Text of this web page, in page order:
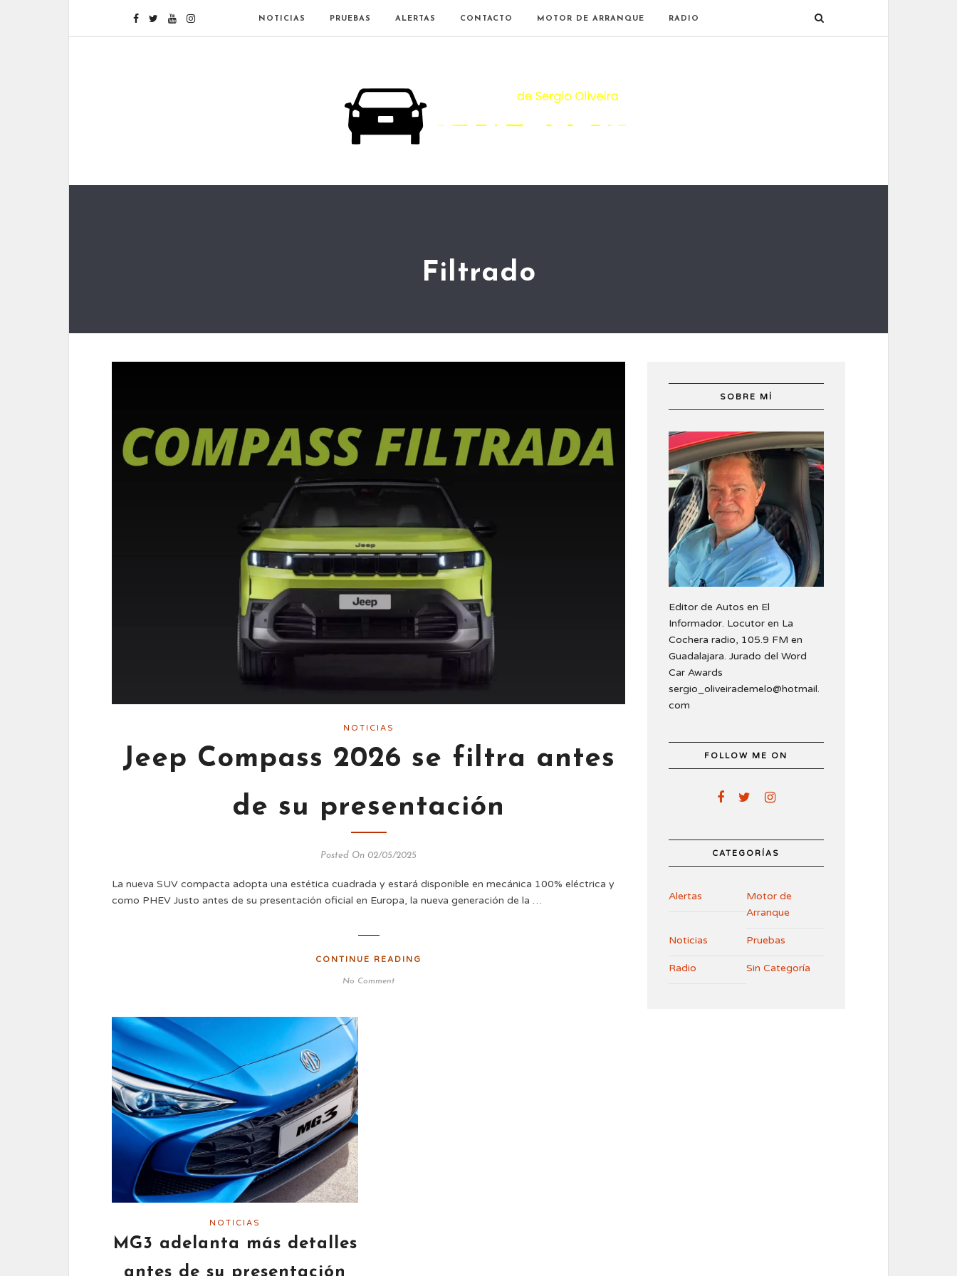
NOTICIAS PRUEBAS ALERTAS CONTACTO MOTOR DE ARRANQUE RADIO
Filtrado
NOTICIAS
Jeep Compass 2026 se filtra antes
de su presentación
Posted On 02/05/2025
La nueva SUV compacta adopta una estética cuadrada y estará disponible en mecánica 100% eléctrica y
como PHEV Justo antes de su presentación oficial en Europa, la nueva generación de la …
CONTINUE READING
No Comment
NOTICIAS
MG3 adelanta más detalles
antes de su presentación
SOBRE MÍ
Editor de Autos en El
Informador. Locutor en La
Cochera radio, 105.9 FM en
Guadalajara. Jurado del Word
Car Awards
sergio_oliveirademelo@hotmail.
com
FOLLOW ME ON
CATEGORÍAS
Alertas
Motor de
Arranque
Noticias Pruebas
Radio Sin Categoría